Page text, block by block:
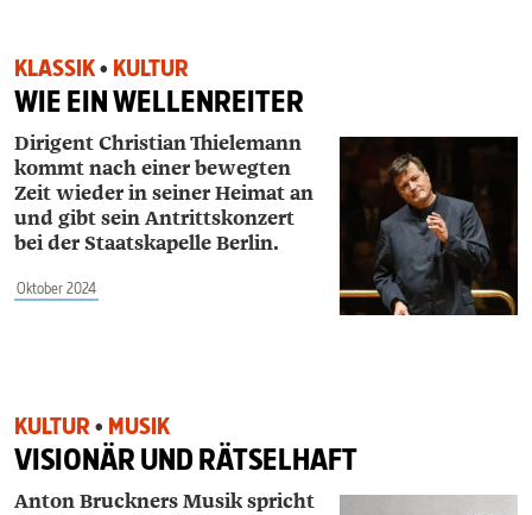
KLASSIK• KULTUR
WIE EIN WELLENREITER
Dirigent Christian Thielemann
kommt nach einer bewegten
Zeit wieder in seiner Heimat an
und gibt sein Antritts­konzert
bei der Staatskapelle Berlin.
Oktober 2024
KULTUR • MUSIK
VISIONÄR UND RÄTSELHAFT
Anton Bruckners Musik spricht